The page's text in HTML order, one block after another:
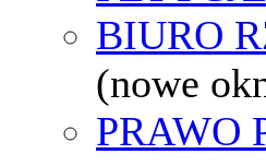
BIURO
(nowe
PRAWO